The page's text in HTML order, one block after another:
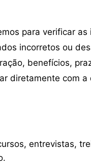
para verificar
incorretos ou
benefícios,
diretamente com
entrevistas,